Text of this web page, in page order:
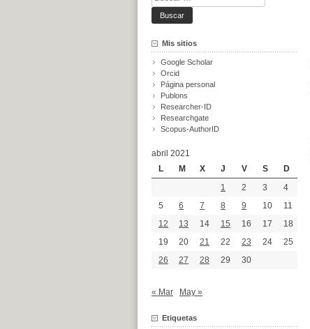
Mis sitios
Google Scholar
Orcid
Página personal
Publons
Researcher-ID
Researchgate
Scopus-AuthorID
abril 2021
L
M X J V S
D
1
2 3
4
5
6 7 8 9 10
11
12
13 14 15 16 17
18
19
20 21 22 23 24
25
26
27 28 29 30
« Mar May »
Etiquetas